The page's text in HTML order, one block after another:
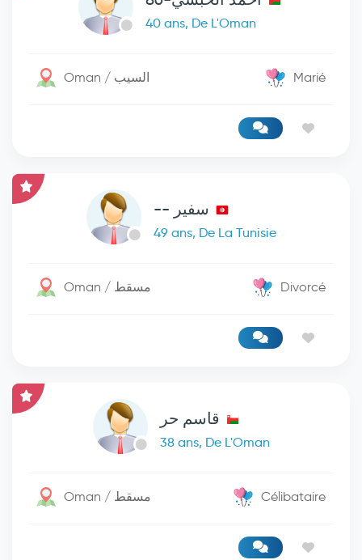
40 ans, De L'Oman
Oman / السيب Marié
سفير --
49 ans, De La Tunisie
Oman / مسقط Divorcé
قاسم حر
38 ans, De L'Oman
Oman / مسقط Célibataire